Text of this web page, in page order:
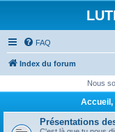
FAQ
Index du forum
Nous
Accueil,
Présentations